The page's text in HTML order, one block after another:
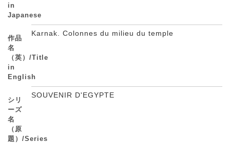
in
Japanese
作品
名
（英）/Title
in
English
Karnak. Colonnes du milieu du temple
シリ
ーズ
名
（原
題）/Series
SOUVENIR D'EGYPTE